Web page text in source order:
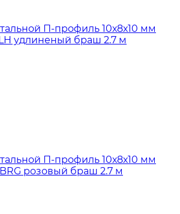
П-профиль 10х8х10 мм
LH удлиненый браш 2.7 м
П-профиль 10х8х10 мм
BRG розовый браш 2.7 м